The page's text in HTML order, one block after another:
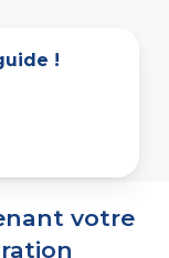
!
votre